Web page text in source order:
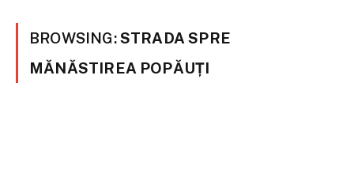
BROWSING:STRADA SPRE
MĂNĂSTIREA POPĂUȚI